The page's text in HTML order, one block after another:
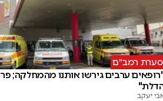
סערת רמב"ם
ערבים גירשו אותנו מהמחלקה;
יעקב